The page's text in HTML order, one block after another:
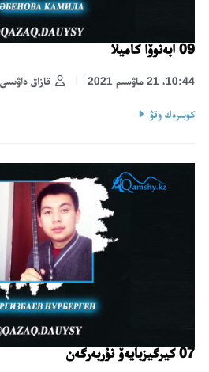
09 ابەنوۆا كاميلا
قازاق داۋىسى 10:44، 21 ماۋسىم 2021
كوبىرەك وقۋ
07 كيرگيزبايەۆ نۇربەرگەن